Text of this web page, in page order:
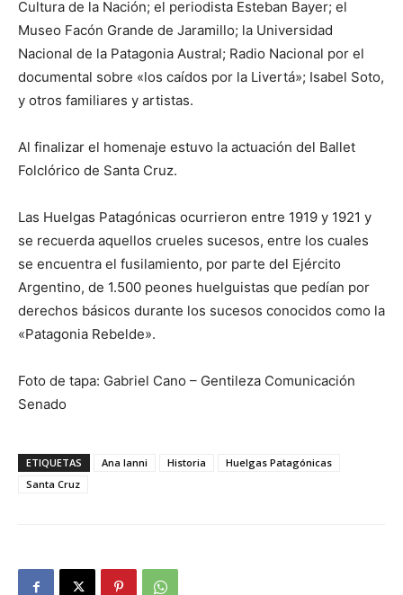
Cultura de la Nación; el periodista Esteban Bayer; el
Museo Facón Grande de Jaramillo; la Universidad
Nacional de la Patagonia Austral; Radio Nacional por el
documental sobre «los caídos por la Livertá»; Isabel Soto,
y otros familiares y artistas.
Al finalizar el homenaje estuvo la actuación del Ballet
Folclórico de Santa Cruz.
Las Huelgas Patagónicas ocurrieron entre 1919 y 1921 y
se recuerda aquellos crueles sucesos, entre los cuales
se encuentra el fusilamiento, por parte del Ejército
Argentino, de 1.500 peones huelguistas que pedían por
derechos básicos durante los sucesos conocidos como la
«Patagonia Rebelde».
Foto de tapa: Gabriel Cano – Gentileza Comunicación
Senado
ETIQUETAS Ana Ianni Historia
Huelgas Patagónicas
Santa Cruz